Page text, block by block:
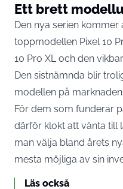
Ett brett
Den nya serien kommer
toppmodellen Pixel 10
10 Pro XL och den
Den sistnämnda blir
modellen på
För dem som funderar
därför klokt att vänta till
man välja bland årets
mesta möjliga av sin
Läs också